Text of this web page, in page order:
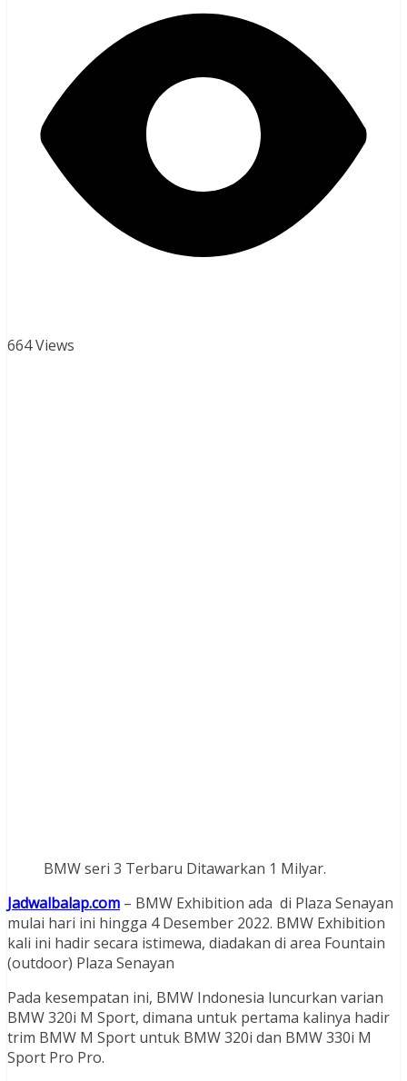
664 Views
BMW seri 3 Terbaru Ditawarkan 1 Milyar.
Jadwalbalap.com – BMW Exhibition ada di Plaza Senayan
mulai hari ini hingga 4 Desember 2022. BMW Exhibition
kali ini hadir secara istimewa, diadakan di area Fountain
(outdoor) Plaza Senayan
Pada kesempatan ini, BMW Indonesia luncurkan varian
BMW 320i M Sport, dimana untuk pertama kalinya hadir
trim BMW M Sport untuk BMW 320i dan BMW 330i M
Sport Pro Pro.